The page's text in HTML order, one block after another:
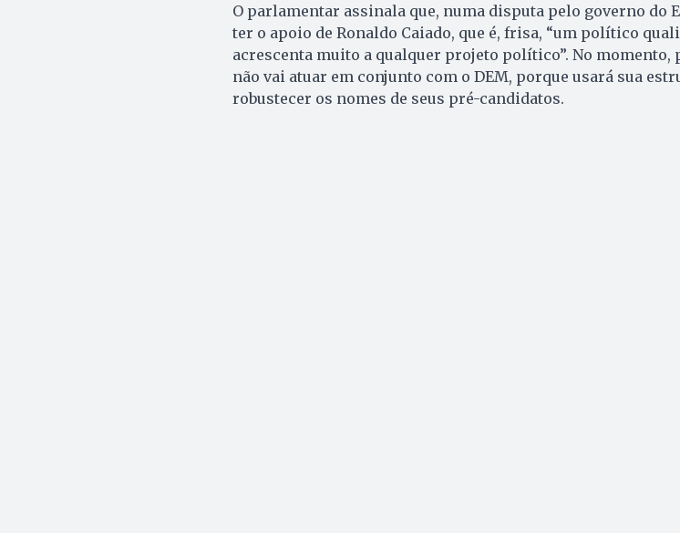
O parlamentar assinala que, numa disputa pelo governo do
ter o apoio de Ronaldo Caiado, que é, frisa, “um político
acrescenta muito a qualquer projeto político”. No momento,
não vai atuar em conjunto com o DEM, porque usará sua
robustecer os nomes de seus pré-candidatos.